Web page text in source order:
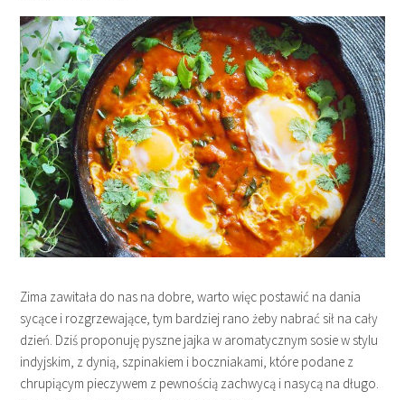
Zima zawitała do nas na dobre, warto więc postawić na dania
sycące i rozgrzewające, tym bardziej rano żeby nabrać sił na cały
dzień. Dziś proponuję pyszne jajka w aromatycznym sosie w stylu
indyjskim, z dynią, szpinakiem i boczniakami, które podane z
chrupiącym pieczywem z pewnością zachwycą i nasycą na długo.